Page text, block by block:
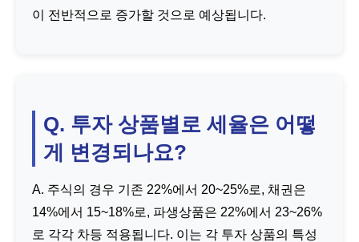
이 전반적으로 증가할 것으로 예상됩니다.
Q. 투자 상품별로 세율은 어떻
게 변경되나요?
A. 주식의 경우 기존 22%에서 20~25%로, 채권은
14%에서 15~18%로, 파생상품은 22%에서 23~26%
로 각각 차등 적용됩니다. 이는 각 투자 상품의 특성